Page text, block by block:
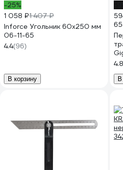
-25%
1 058 ₽1 407 ₽
Inforce Угольник 60х250 мм
06-11-65
4.4(96)
В корзину
4.8
В